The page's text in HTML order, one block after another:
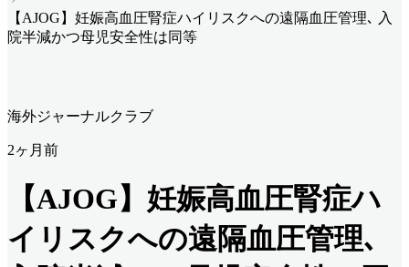
【AJOG】妊娠高血圧腎症ハイリスクへの遠隔血圧管理､ 入
院半減かつ母児安全性は同等
海外ジャーナルクラブ
2ヶ月前
【AJOG】妊娠高血圧腎症ハ
イリスクへの遠隔血圧管理､